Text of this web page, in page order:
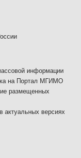
информации
на Портал МГИМО
размещенных
актуальных версиях